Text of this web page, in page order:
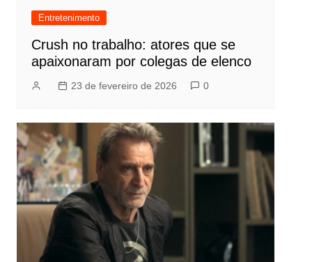
Entretenimento
Crush no trabalho: atores que se
apaixonaram por colegas de elenco
23 de fevereiro de 2026 0